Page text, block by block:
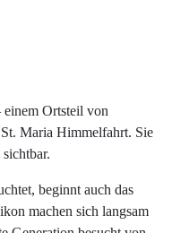
Ortsteil von
Maria Himmelfahrt. Sie
beginnt auch das
machen sich langsam